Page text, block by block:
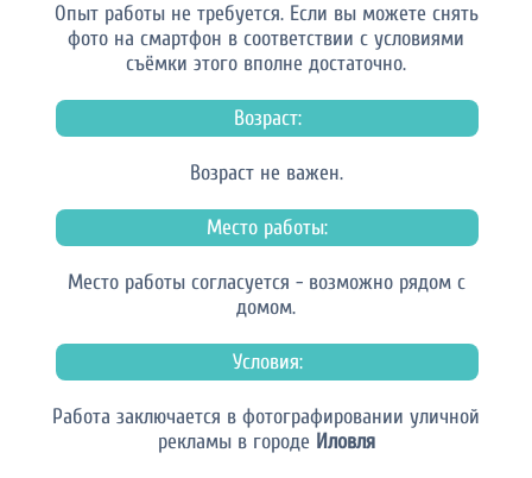
Опыт работы не требуется. Если вы можете снять
фото на смартфон в соответствии с условиями
съёмки этого вполне достаточно.
Возраст:
Возраст не важен.
Место работы:
Место работы согласуется - возможно рядом с
домом.
Условия:
Работа заключается в фотографировании уличной
рекламы в городе Иловля